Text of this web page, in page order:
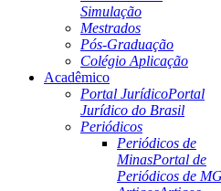
Simulação
Mestrados
Pós-Graduação
Colégio Aplicação
Acadêmico
Portal JurídicoPortal
Jurídico do Brasil
Periódicos
Periódicos de
MinasPortal de
Periódicos de MG